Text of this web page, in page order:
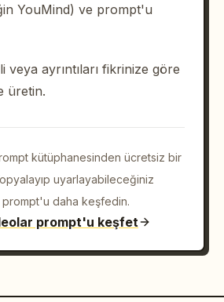
YouMind) ve prompt'u
veya ayrıntıları fikrinize göre
üretin.
kütüphanesinden ücretsiz bir
uyarlayabileceğiniz
daha keşfedin.
prompt'u keşfet